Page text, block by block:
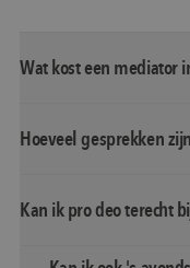
Wat kost een mediator
Hoeveel gesprekken
Kan ik pro deo terecht